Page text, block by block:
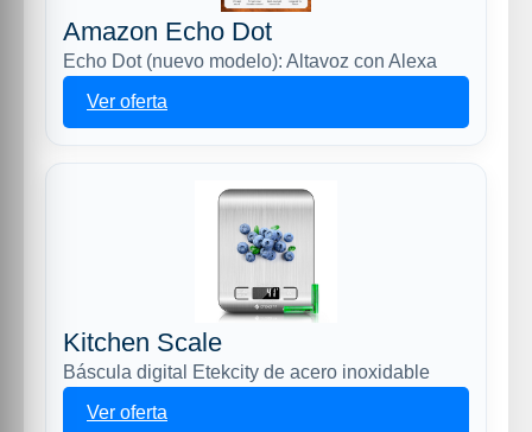
Amazon Echo Dot
Echo Dot (nuevo modelo): Altavoz con Alexa
Ver oferta
Kitchen Scale
Báscula digital Etekcity de acero inoxidable
Ver oferta